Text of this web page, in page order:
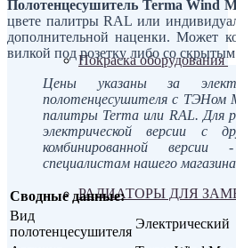
Покраска оборудования
РАДИАТОРЫ ДЛЯ
Полотенцесушитель TermaWind
цвете палитры RAL или
дополнительной наценки. Может
вилкой под розетку либо со
Цены указаны за
полотенцесушителя с
палитры Terma или RAL. Для
электрической версии с
комбинированной
специалистам нашего
Сводные данные:
Вид
полотенцесушителя
Электрический